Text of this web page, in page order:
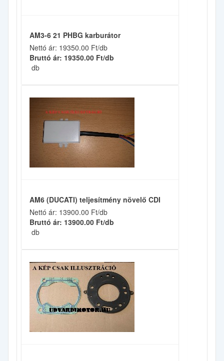
AM3-6 21 PHBG karburátor
Nettó ár: 19350.00 Ft/db
Bruttó ár: 19350.00 Ft/db
db
AM6 (DUCATI) teljesítmény növelő CDI
Nettó ár: 13900.00 Ft/db
Bruttó ár: 13900.00 Ft/db
db